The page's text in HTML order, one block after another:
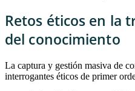
Retos éticos en la
del conocimiento
La captura y gestión masiva de
interrogantes éticos de primer